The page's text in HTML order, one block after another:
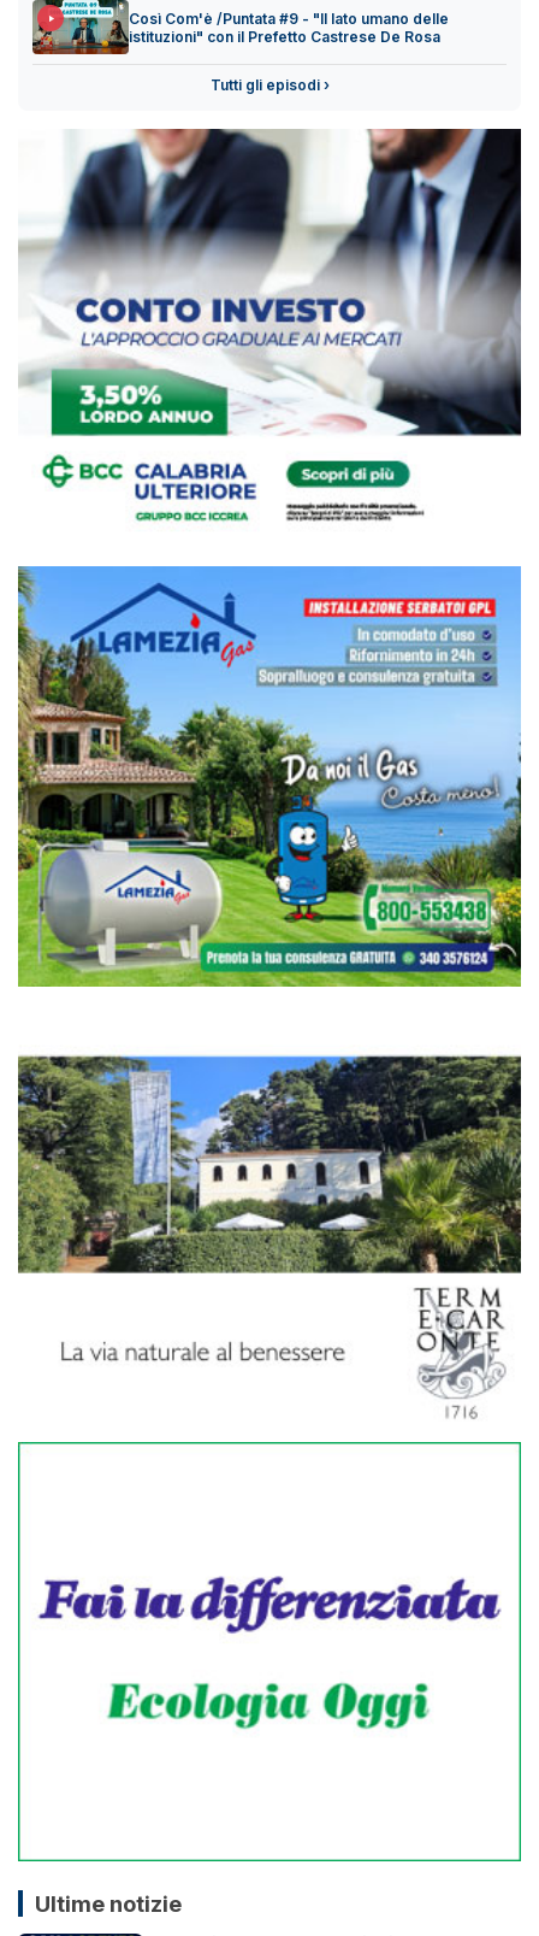
Così Com'è /Puntata #9 - "Il lato umano delle
istituzioni" con il Prefetto Castrese De Rosa
Tutti gli episodi ›
Ultime notizie